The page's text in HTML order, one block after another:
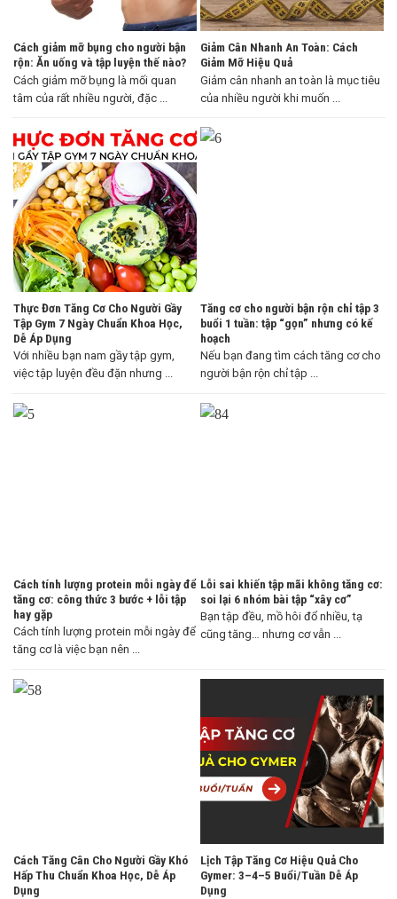
Cách giảm mỡ bụng cho người bận
rộn: Ăn uống và tập luyện thế nào?
Cách giảm mỡ bụng là mối quan
tâm của rất nhiều người, đặc ...
Giảm Cân Nhanh An Toàn: Cách
Giảm Mỡ Hiệu Quả
Giảm cân nhanh an toàn là mục tiêu
của nhiều người khi muốn ...
Thực Đơn Tăng Cơ Cho Người Gầy
Tập Gym 7 Ngày Chuẩn Khoa Học,
Dễ Áp Dụng
Với nhiều bạn nam gầy tập gym,
việc tập luyện đều đặn nhưng ...
Tăng cơ cho người bận rộn chỉ tập 3
buổi 1 tuần: tập “gọn” nhưng có kế
hoạch
Nếu bạn đang tìm cách tăng cơ cho
người bận rộn chỉ tập ...
Cách tính lượng protein mỗi ngày để
tăng cơ: công thức 3 bước + lỗi tập
hay gặp
Cách tính lượng protein mỗi ngày để
tăng cơ là việc bạn nên ...
Lỗi sai khiến tập mãi không tăng cơ:
soi lại 6 nhóm bài tập “xây cơ”
Bạn tập đều, mồ hôi đổ nhiều, tạ
cũng tăng… nhưng cơ vẫn ...
Cách Tăng Cân Cho Người Gầy Khó
Hấp Thu Chuẩn Khoa Học, Dễ Áp
Dụng
Lịch Tập Tăng Cơ Hiệu Quả Cho
Gymer: 3–4–5 Buổi/Tuần Dễ Áp
Dụng